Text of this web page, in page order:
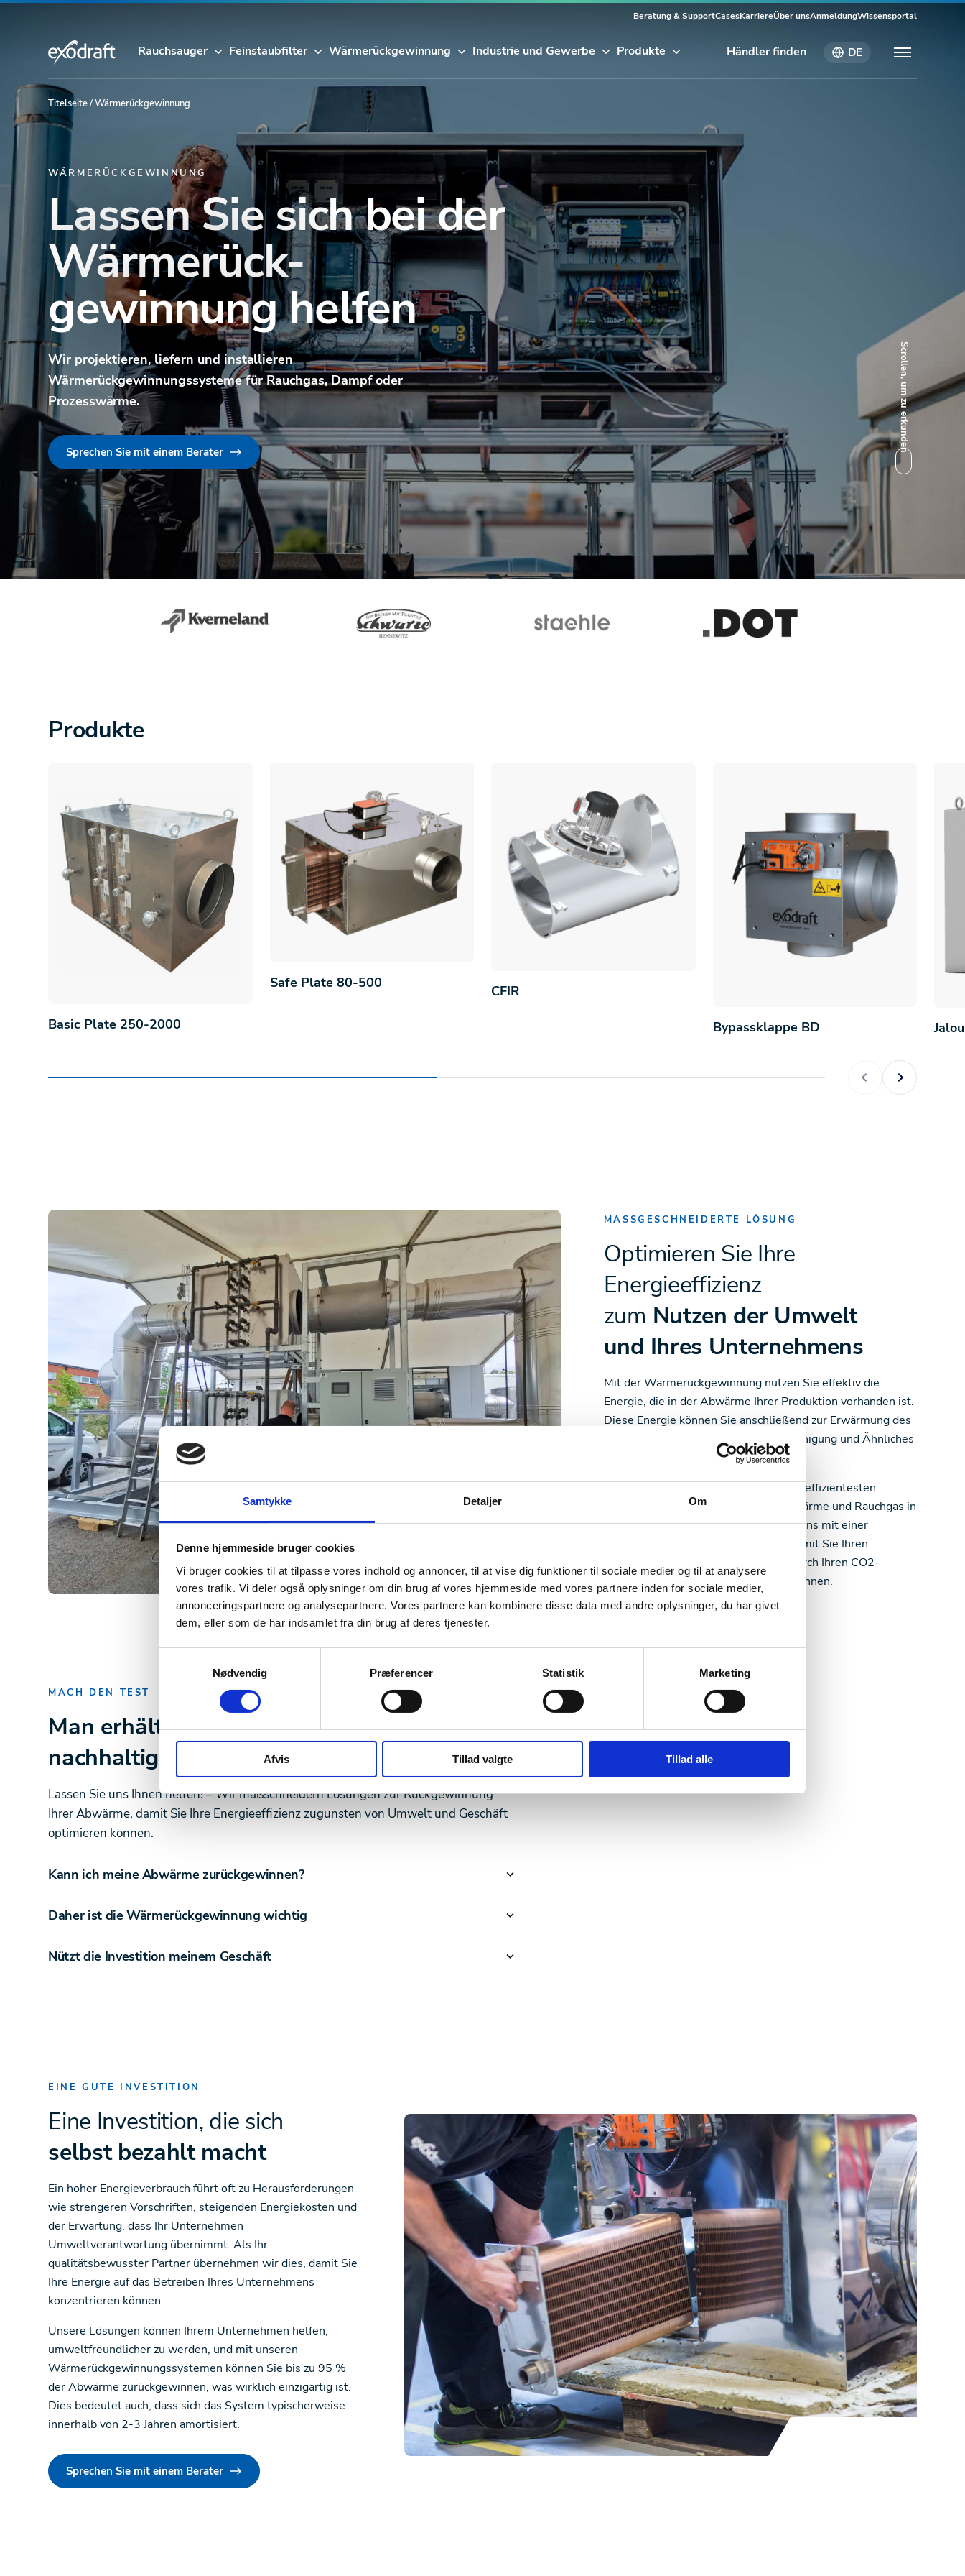
Samtykke Detaljer Om
Denne hjemmeside bruger cookies
Vi bruger cookies til at tilpasse vores indhold og annoncer, til at vise dig funktioner til sociale medier og til at analysere
vores trafik. Vi deler også oplysninger om din brug af vores hjemmeside med vores partnere inden for sociale medier,
annonceringspartnere og analysepartnere. Vores partnere kan kombinere disse data med andre oplysninger, du har givet
dem, eller som de har indsamlet fra din brug af deres tjenester.
Nødvendig
Præferencer Statistik Marketing
Afvis Tillad valgte Tillad alle
Beratung & SupportCasesKarriereÜber unsAnmeldungWissensportal
Rauchsauger Feinstaubfilter Wärmerückgewinnung Industrie und Gewerbe Produkte Händler finden DE
Titelseite/Wärmerückgewinnung
WÄRMERÜCKGEWINNUNG
Lassen Sie sich bei der
Wärmerück-
gewinnung helfen
Wir projektieren, liefern und installieren
Wärmerückgewinnungssysteme für Rauchgas, Dampf oder
Prozesswärme.
Sprechen Sie mit einem Berater Scrollen, um zu erkunden
Produkte
Basic Plate 250-2000
Safe Plate 80-500 CFIR
Bypassklappe BD
MASSGESCHNEIDERTE LÖSUNG
Optimieren Sie Ihre
Energieeffizienz
zum Nutzen der Umwelt
und Ihres Unternehmens
Mit der Wärmerückgewinnung nutzen Sie effektiv die
Energie, die in der Abwärme Ihrer Produktion vorhanden ist.
Diese Energie können Sie anschließend zur Erwärmung des
Wassers für Ihre Heizsysteme, zur Reinigung und Ähnliches
Bei Exodraft produzieren wir eines der effizientesten
Systeme zur Rückgewinnung von Abwärme und Rauchgas in
Industrieanlagen. Lassen Sie sich von uns mit einer
maßgeschneiderten Lösung helfen, damit Sie Ihren
Energieverbrauch reduzieren und dadurch Ihren CO2-
Fußabdruck und Ihre Kosten senken können.
MACH DEN TEST
Man erhält Energie, indem man zu einer
nachhaltigen Zukunft beiträgt
Lassen Sie uns Ihnen helfen! – Wir maßschneidern Lösungen zur Rückgewinnung
Ihrer Abwärme, damit Sie Ihre Energieeffizienz zugunsten von Umwelt und Geschäft
optimieren können.
Kann ich meine Abwärme zurückgewinnen?
Daher ist die Wärmerückgewinnung wichtig
Nützt die Investition meinem Geschäft
EINE GUTE INVESTITION
Eine Investition, die sich
selbst bezahlt macht
Ein hoher Energieverbrauch führt oft zu Herausforderungen
wie strengeren Vorschriften, steigenden Energiekosten und
der Erwartung, dass Ihr Unternehmen
Umweltverantwortung übernimmt. Als Ihr
qualitätsbewusster Partner übernehmen wir dies, damit Sie
Ihre Energie auf das Betreiben Ihres Unternehmens
konzentrieren können.
Unsere Lösungen können Ihrem Unternehmen helfen,
umweltfreundlicher zu werden, und mit unseren
Wärmerückgewinnungssystemen können Sie bis zu 95 %
der Abwärme zurückgewinnen, was wirklich einzigartig ist.
Dies bedeutet auch, dass sich das System typischerweise
innerhalb von 2-3 Jahren amortisiert.
Sprechen Sie mit einem Berater